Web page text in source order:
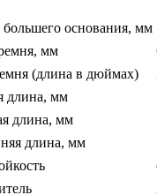
основания, мм
мм
(длина в дюймах)
длина, мм
длина, мм
длина, мм